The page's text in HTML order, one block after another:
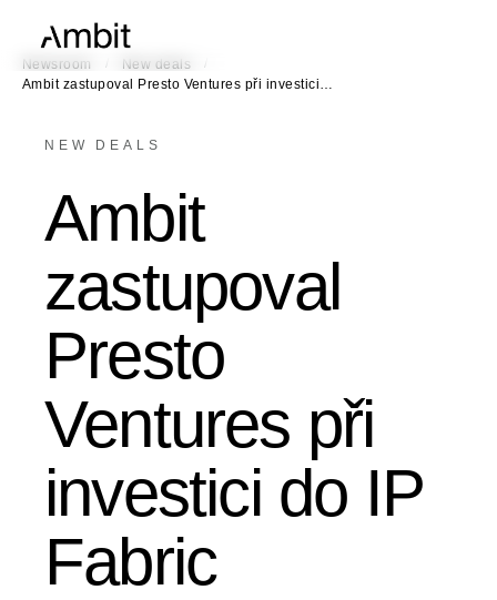
Newsroom / New deals
/
Ambit zastupoval Presto Ventures při investici…
NEW DEALS
Ambit
zastupoval
Presto
Ventures při
investici do IP
Fabric